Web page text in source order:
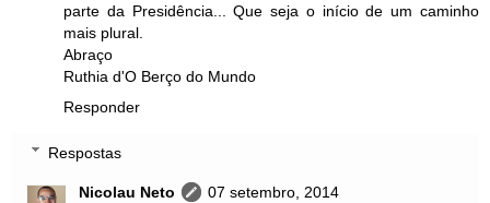
parte da Presidência... Que seja o início de um caminho
mais plural.
Abraço
Ruthia d'O Berço do Mundo
Responder
Respostas
Nicolau Neto
07 setembro, 2014